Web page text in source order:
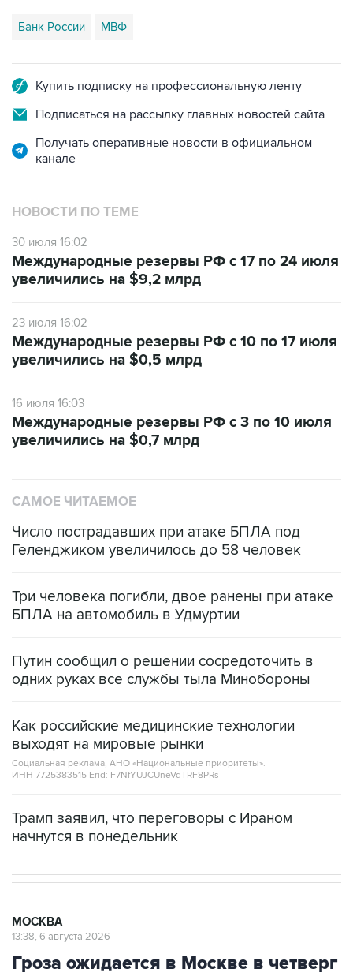
Банк России МВФ
Купить подписку на профессиональную ленту
Подписаться на рассылку главных новостей сайта
Получать оперативные новости в официальном
канале
НОВОСТИ ПО ТЕМЕ
30 июля 16:02
Международные резервы РФ с 17 по 24 июля
увеличились на $9,2 млрд
23 июля 16:02
Международные резервы РФ с 10 по 17 июля
увеличились на $0,5 млрд
16 июля 16:03
Международные резервы РФ с 3 по 10 июля
увеличились на $0,7 млрд
САМОЕ ЧИТАЕМОЕ
Число пострадавших при атаке БПЛА под
Геленджиком увеличилось до 58 человек
Три человека погибли, двое ранены при атаке
БПЛА на автомобиль в Удмуртии
Путин сообщил о решении сосредоточить в
одних руках все службы тыла Минобороны
Как российские медицинские технологии
выходят на мировые рынки
Социальная реклама, АНО «Национальные приоритеты».
ИНН 7725383515 Erid: F7NfYUJCUneVdTRF8PRs
Трамп заявил, что переговоры с Ираном
начнутся в понедельник
МОСКВА
13:38, 6 августа 2026
Гроза ожидается в Москве в четверг